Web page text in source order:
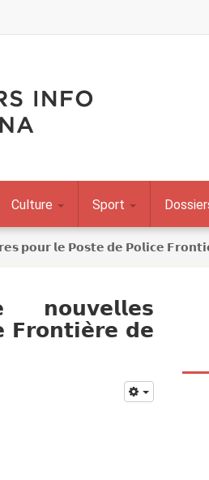
Culture Sport
𝗽𝗼𝘂𝗿 𝗹𝗲 𝗣𝗼𝘀𝘁𝗲 𝗱𝗲 𝗣𝗼𝗹𝗶𝗰𝗲
𝗙𝗿𝗼𝗻𝘁𝗶𝗲̀𝗿𝗲 𝗱𝗲